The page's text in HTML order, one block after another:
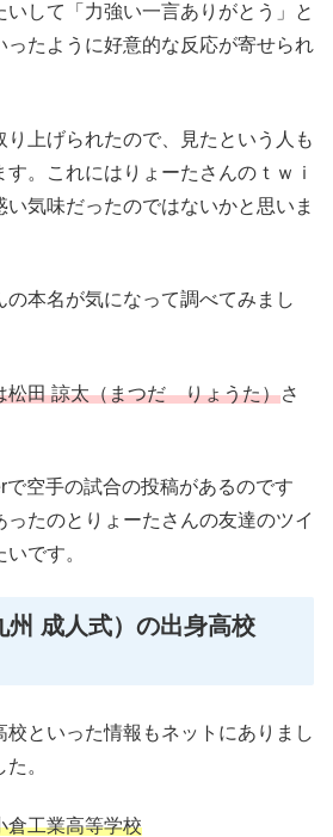
いして「力強い一言ありがとう」と
ったように好意的な反応が寄せられ
り上げられたので、見たという人も
。これにはりょーたさんのｔｗｉ
い気味だったのではないかと思いま
の本名が気になって調べてみまし
松田 諒太（まつだ りょうた）さ
で空手の試合の投稿があるのです
ったのとりょーたさんの友達のツイ
です。
州 成人式）の出身高校
校といった情報もネットにありまし
。
倉工業高等学校